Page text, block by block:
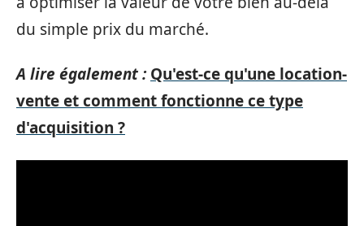
du simple prix du marché.
A lire également : Qu'est-ce qu'une location-
vente et comment fonctionne ce type
d'acquisition ?